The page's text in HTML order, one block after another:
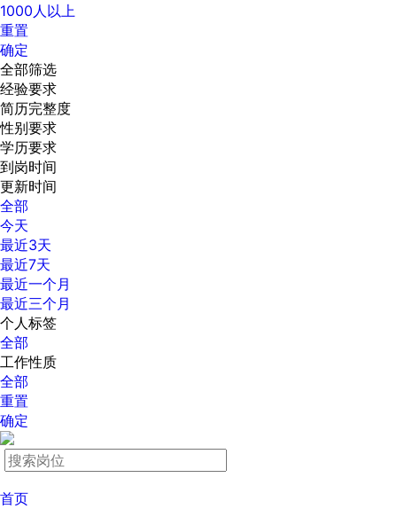
1000人以上
重置
确定
全部筛选
经验要求
简历完整度
性别要求
学历要求
到岗时间
更新时间
全部
今天
最近3天
最近7天
最近一个月
最近三个月
个人标签
全部
工作性质
全部
重置
确定
首页